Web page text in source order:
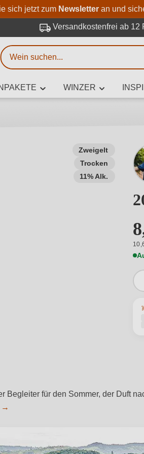
Zum
Zur
Zur
sich jetzt zum Newsletteran und
Versandkostenfrei ab 12
WINZER
Zweigelt
Trocken
11% Alk.
Begleiter für den Sommer, der Duft
→
3 Zeichen eingeben
Sie, welchen Wein Sie suchen – ob
Rebsorte, Region, Winzer